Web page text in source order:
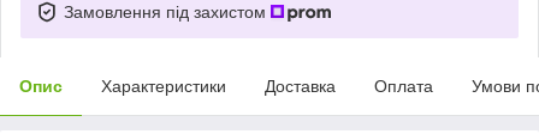
Замовлення під захистом
Опис Характеристики Доставка Оплата Умови